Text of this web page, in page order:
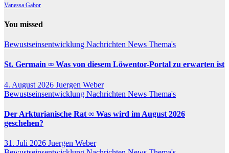
Vanessa Gabor
You missed
Bewustseinsentwicklung Nachrichten News Thema's
St. Germain ∞ Was von diesem Löwentor-Portal zu erwarten ist
4. August 2026 Juergen Weber
Bewustseinsentwicklung Nachrichten News Thema's
Der Arkturianische Rat ∞ Was wird im August 2026
geschehen?
31. Juli 2026 Juergen Weber